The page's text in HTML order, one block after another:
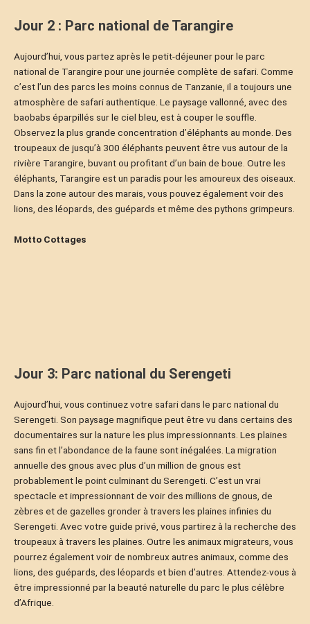
Jour 2 : Parc national de Tarangire
Aujourd’hui, vous partez après le petit-déjeuner pour le parc
national de Tarangire pour une journée complète de safari. Comme
c’est l’un des parcs les moins connus de Tanzanie, il a toujours une
atmosphère de safari authentique. Le paysage vallonné, avec des
baobabs éparpillés sur le ciel bleu, est à couper le souffle.
Observez la plus grande concentration d’éléphants au monde. Des
troupeaux de jusqu’à 300 éléphants peuvent être vus autour de la
rivière Tarangire, buvant ou profitant d’un bain de boue. Outre les
éléphants, Tarangire est un paradis pour les amoureux des oiseaux.
Dans la zone autour des marais, vous pouvez également voir des
lions, des léopards, des guépards et même des pythons grimpeurs.
Motto Cottages
Jour 3: Parc national du Serengeti
Aujourd’hui, vous continuez votre safari dans le parc national du
Serengeti. Son paysage magnifique peut être vu dans certains des
documentaires sur la nature les plus impressionnants. Les plaines
sans fin et l’abondance de la faune sont inégalées. La migration
annuelle des gnous avec plus d’un million de gnous est
probablement le point culminant du Serengeti. C’est un vrai
spectacle et impressionnant de voir des millions de gnous, de
zèbres et de gazelles gronder à travers les plaines infinies du
Serengeti. Avec votre guide privé, vous partirez à la recherche des
troupeaux à travers les plaines. Outre les animaux migrateurs, vous
pourrez également voir de nombreux autres animaux, comme des
lions, des guépards, des léopards et bien d’autres. Attendez-vous à
être impressionné par la beauté naturelle du parc le plus célèbre
d’Afrique.